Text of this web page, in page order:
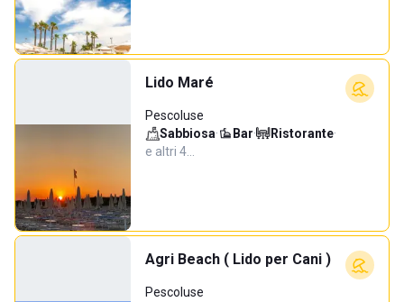
Lido Maré
Pescoluse
Sabbiosa· Bar· Ristorante·
e altri 4…
Agri Beach ( Lido per Cani )
Pescoluse